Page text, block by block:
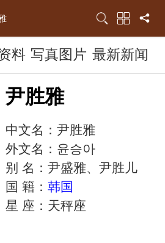
料 写真图片 最新新闻
尹胜雅
中文名：尹胜雅
外文名：윤승아
别 名：尹盛雅、尹胜儿
国 籍：韩国
星 座：天秤座